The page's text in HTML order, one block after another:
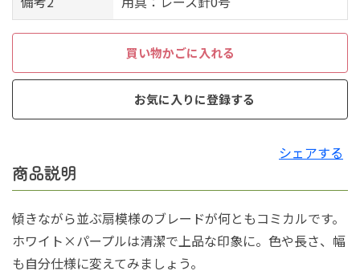
買い物かごに入れる
お気に入りに登録する
シェアする
商品説明
傾きながら並ぶ扇模様のブレードが何ともコミカルです。
ホワイト×パープルは清潔で上品な印象に。色や長さ、幅
も自分仕様に変えてみましょう。